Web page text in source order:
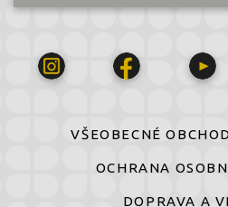
VŠEOBECNÉ
OCHRANA
DOPRAVA A